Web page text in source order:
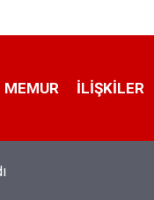
MEMUR İLIŞKILER